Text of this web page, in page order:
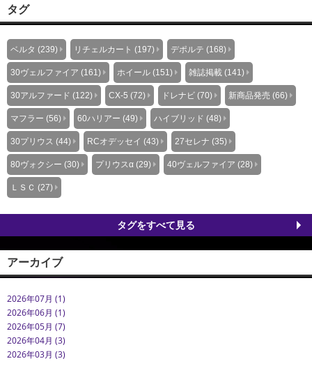
タグ
ベルタ (239) リチェルカート (197) デポルテ (168)
30ヴェルファイア (161) ホイール (151) 雑誌掲載 (141)
30アルファード (122) CX-5 (72) ドレナビ (70) 新商品発売 (66)
マフラー (56) 60ハリアー (49) ハイブリッド (48)
30プリウス (44) RCオデッセイ (43) 27セレナ (35)
80ヴォクシー (30) プリウスα (29) 40ヴェルファイア (28)
ＬＳＣ (27)
タグをすべて見る
アーカイブ
2026年07月 (1)
2026年06月 (1)
2026年05月 (7)
2026年04月 (3)
2026年03月 (3)